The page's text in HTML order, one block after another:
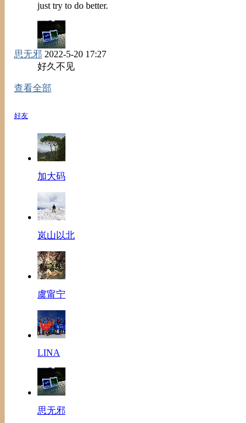
just try to do better.
思无邪 2022-5-20 17:27
好久不见
查看全部
好友
加大码
岚山以北
虞甯宁
LINA
思无邪